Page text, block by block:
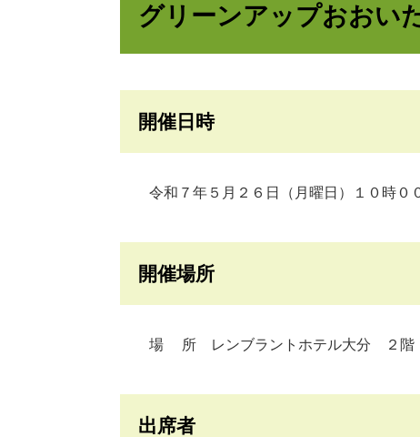
グリーンアップおおい
開催日時
令和７年５月２６日（月曜日）１０時０
開催場所
場 所 レンブラントホテル大分 ２階「
出席者